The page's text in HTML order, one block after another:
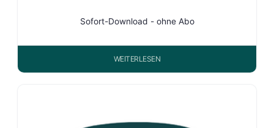
Sofort-Download - ohne Abo
WEITERLESEN